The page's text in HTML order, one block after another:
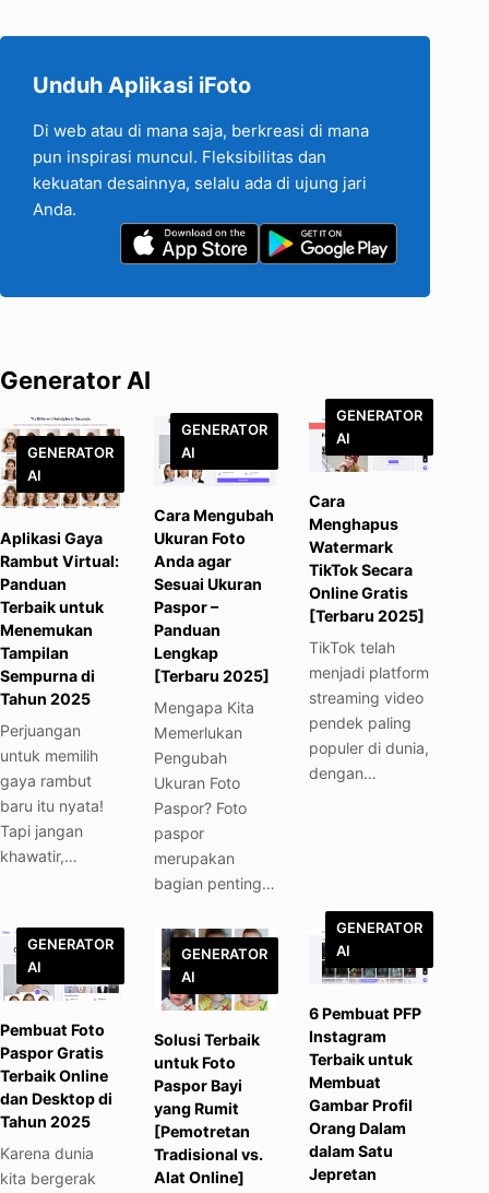
Unduh Aplikasi iFoto
Di web atau di mana saja, berkreasi di mana
pun inspirasi muncul. Fleksibilitas dan
kekuatan desainnya, selalu ada di ujung jari
Anda.
Generator AI
GENERATOR
AI
Aplikasi Gaya
Rambut Virtual:
Panduan
Terbaik untuk
Menemukan
Tampilan
Sempurna di
Tahun 2025
Perjuangan
untuk memilih
gaya rambut
baru itu nyata!
Tapi jangan
khawatir,…
GENERATOR
AI
Cara Mengubah
Ukuran Foto
Anda agar
Sesuai Ukuran
Paspor –
Panduan
Lengkap
[Terbaru 2025]
Mengapa Kita
Memerlukan
Pengubah
Ukuran Foto
Paspor? Foto
paspor
merupakan
bagian penting…
GENERATOR
AI
Cara
Menghapus
Watermark
TikTok Secara
Online Gratis
[Terbaru 2025]
TikTok telah
menjadi platform
streaming video
pendek paling
populer di dunia,
dengan…
GENERATOR
AI
Pembuat Foto
Paspor Gratis
Terbaik Online
dan Desktop di
Tahun 2025
Karena dunia
kita bergerak
GENERATOR
AI
Solusi Terbaik
untuk Foto
Paspor Bayi
yang Rumit
[Pemotretan
Tradisional vs.
Alat Online]
GENERATOR
AI
6 Pembuat PFP
Instagram
Terbaik untuk
Membuat
Gambar Profil
Orang Dalam
dalam Satu
Jepretan